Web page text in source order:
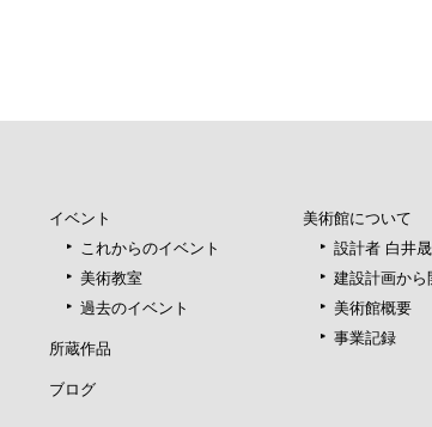
イベント
これからのイベント
美術教室
過去のイベント
所蔵作品
ブログ
美術館について
設計者 白井
建設計画から
美術館概要
事業記録